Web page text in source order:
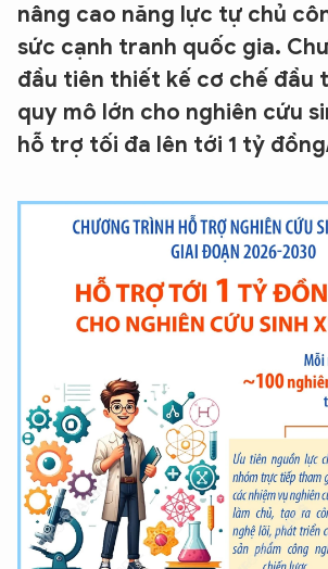
nâng cao năng lực tự chủ
sức cạnh tranh quốc gia.
đầu tiên thiết kế cơ chế đầu
quy mô lớn cho nghiên cứu
hỗ trợ tối đa lên tới 1 tỷ